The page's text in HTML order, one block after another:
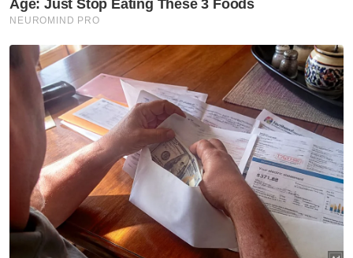
"Kejayaan anak-anak saya ini mungkin boleh
dijadikan sebagai pemangkin semangat buat
anak-anak masyarakat Orang Asli yang lain
supaya sama-sama berjaya,” katanya.
Muat turun aplikasi Sinar Harian.Klik di sini!
Kembar